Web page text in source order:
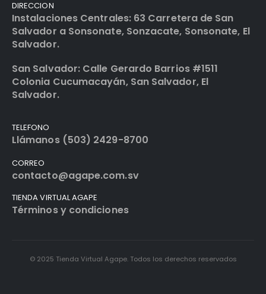
DIRECCION
Instalaciones Centrales: 63 Carretera de San
Salvador a Sonsonate, Sonzacate, Sonsonate, El
Salvador.
San Salvador: Calle Gerardo Barrios #1511
Colonia Cucumacayán, San Salvador, El
Salvador.
TELEFONO
Llámanos (503) 2429-8700
CORREO
contacto@agape.com.sv
TIENDA VIRTUAL AGAPE
Términos y condiciones
© 2025 Tienda Virtual Agape. Todos los derechos reservados